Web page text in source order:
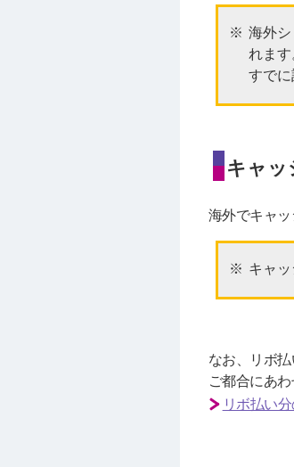
海外
れます
すで
キャッ
海外でキャ
キャ
なお、リボ
ご都合にあ
リボ払い